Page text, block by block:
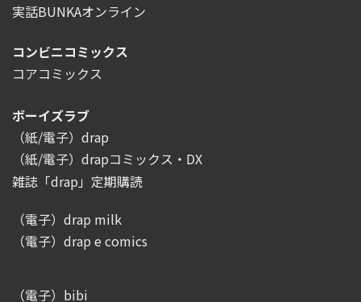
実話BUNKAオンライン
コンビニコミックス
コアコミックス
ボーイズラブ
（紙/電子）drap
（紙/電子）drapコミックス・DX
雑誌「drap」定期購読
（電子）drap milk
（電子）drap e comics
（電子）bibi